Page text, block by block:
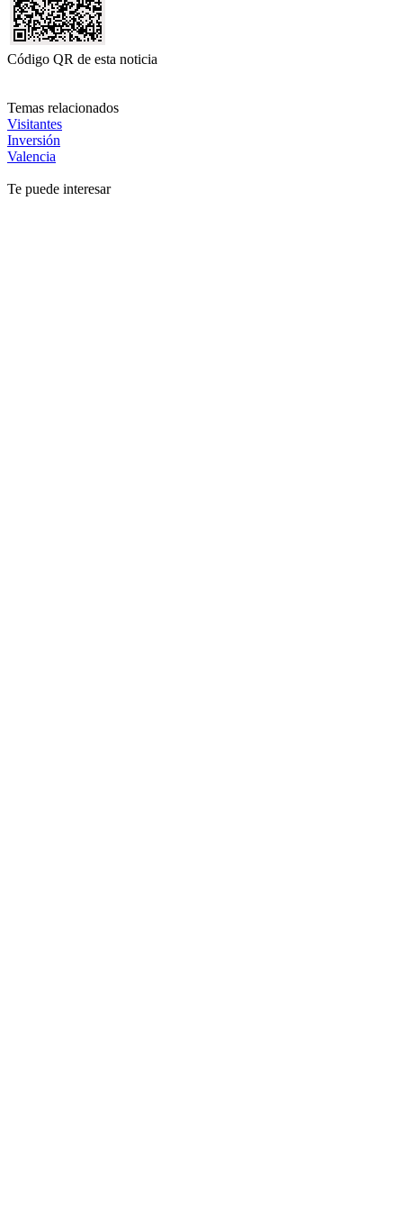
Código QR de esta noticia
Temas relacionados
Visitantes
Inversión
Valencia
Te puede interesar